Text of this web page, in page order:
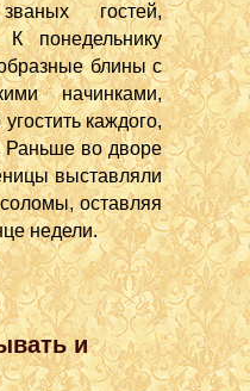
гостей,
понедельнику
блины с
начинками,
каждого,
Раньше во дворе
выставляли
оставляя
недели.
и